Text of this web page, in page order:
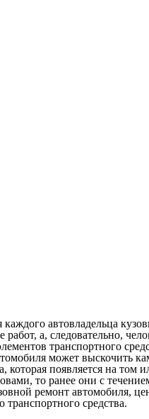
автовладельца
а, следовательно,
транспортного
может выскочить
которая появляется на
то ранее они с
ремонт автомобиля,
средства.